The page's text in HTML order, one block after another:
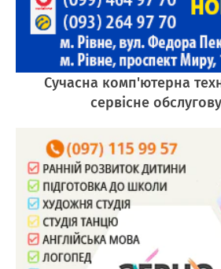
Сучасна комп'ютерна
сервісне